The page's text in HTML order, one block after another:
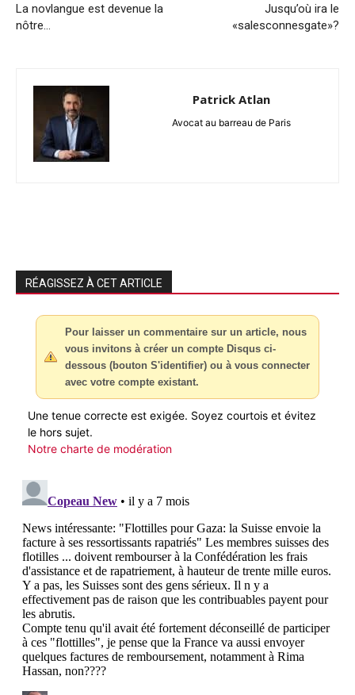
La novlangue est devenue la
nôtre…
Jusqu’où ira le
«salesconnesgate»?
Patrick Atlan
Avocat au barreau de Paris
RÉAGISSEZ À CET ARTICLE
Pour laisser un commentaire sur un article, nous
vous invitons à créer un compte Disqus ci-
dessous (bouton S'identifier) ou à vous connecter
avec votre compte existant.
Une tenue correcte est exigée. Soyez courtois et évitez
le hors sujet.
Notre charte de modération